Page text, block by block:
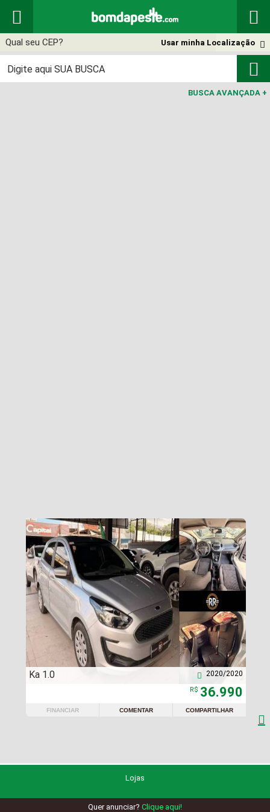
 

Usar minha Localização

BUSCA AVANÇADA +
Ka 1.0 2020/2020

R$ 36.990
FINANCIAR COMENTAR COMPARTILHAR

Lojas
Quer anunciar? Clique aqui!